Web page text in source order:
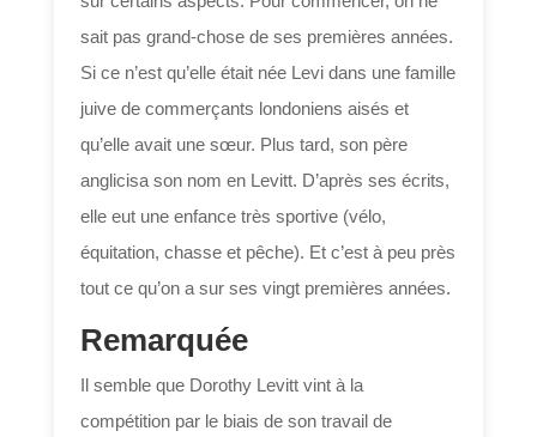
sait pas grand-chose de ses premières années.
Si ce n’est qu’elle était née Levi dans une famille
juive de commerçants londoniens aisés et
qu’elle avait une sœur. Plus tard, son père
anglicisa son nom en Levitt. D’après ses écrits,
elle eut une enfance très sportive (vélo,
équitation, chasse et pêche). Et c’est à peu près
tout ce qu’on a sur ses vingt premières années.
Remarquée
Il semble que Dorothy Levitt vint à la
compétition par le biais de son travail de